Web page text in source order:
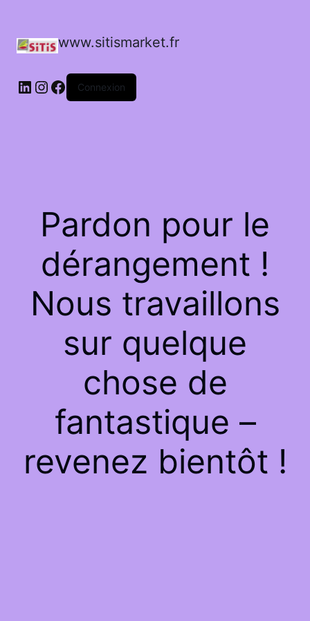
www.sitismarket.fr
LinkedIn
Instagram
Facebook
Connexion
Pardon pour le
dérangement !
Nous travaillons
sur quelque
chose de
fantastique –
revenez bientôt !